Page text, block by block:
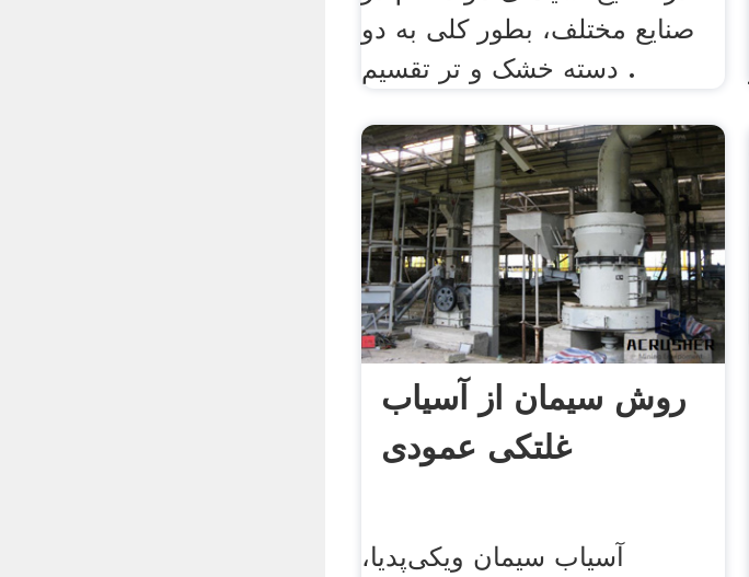
صنایع مختلف، بطور کلی به دو
دسته خشک و تر تقسیم .
روش سیمان از آسیاب
غلتکی عمودی
آسیاب سیمان ویکی‌پدیا،